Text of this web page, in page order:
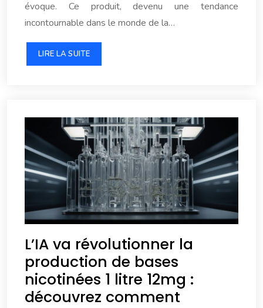
évoque. Ce produit, devenu une tendance
incontournable dans le monde de la…
LIRE LA SUITE
L’IA va révolutionner la
production de bases
nicotinées 1 litre 12mg :
découvrez comment